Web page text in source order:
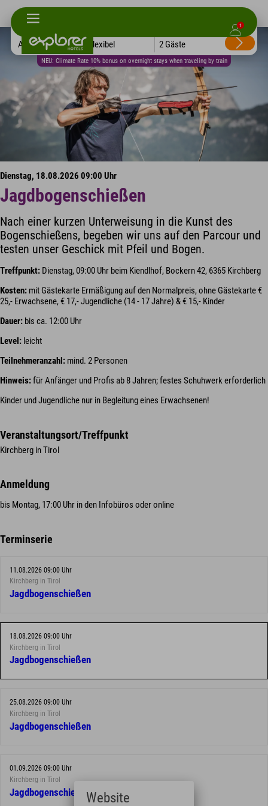
1
NEU: Climate Rate 10% bonus on overnight stays when traveling by train
Alle Hotels Flexibel 2 Gäste
Dienstag, 18.08.2026 09:00 Uhr
Jagdbogenschießen
Nach einer kurzen Unterweisung in die Kunst des
Bogenschießens, begeben wir uns auf den Parcour und
testen unser Geschick mit Pfeil und Bogen.
Treffpunkt: Dienstag, 09:00 Uhr beim Kiendlhof, Bockern 42, 6365 Kirchberg
Kosten: mit Gästekarte Ermäßigung auf den Normalpreis, ohne Gästekarte €
25,- Erwachsene, € 17,- Jugendliche (14 - 17 Jahre) & € 15,- Kinder
Dauer: bis ca. 12:00 Uhr
Level: leicht
Teilnehmeranzahl: mind. 2 Personen
Hinweis:für Anfänger und Profis ab 8 Jahren; festes Schuhwerk erforderlich
Kinder und Jugendliche nur in Begleitung eines Erwachsenen!
Veranstaltungsort/Treffpunkt
Kirchberg in Tirol
Anmeldung
bis Montag, 17:00 Uhr in den Infobüros oder online
Terminserie
11.08.2026 09:00 Uhr
Kirchberg in Tirol
Jagdbogenschießen
18.08.2026 09:00 Uhr
Kirchberg in Tirol
Jagdbogenschießen
25.08.2026 09:00 Uhr
Kirchberg in Tirol
Jagdbogenschießen
01.09.2026 09:00 Uhr
Kirchberg in Tirol
JagdbogenschießenWebsite